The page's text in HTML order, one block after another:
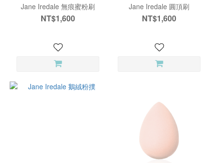
Jane Iredale 無痕蜜粉刷
NT$1,600
Jane Iredale 圓頂刷
NT$1,600